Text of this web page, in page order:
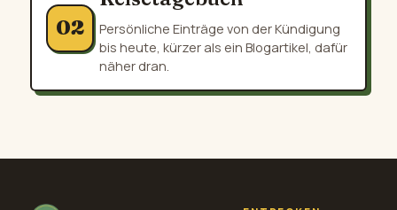
02
Persönliche Einträge von der Kündigung
bis heute, kürzer als ein Blogartikel, dafür
näher dran.